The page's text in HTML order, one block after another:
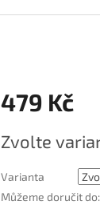
479 Kč
cena:
Zvolte
Varianta
Můžeme doručit do: